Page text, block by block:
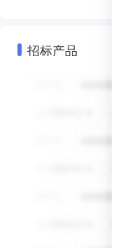
招标产品